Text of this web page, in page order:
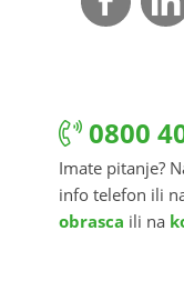
0800
Imate pitanje?
info telefon ili
obrasca ili na